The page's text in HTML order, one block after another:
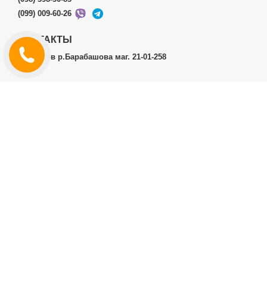
(099) 009-60-26
КОНТАКТЫ
г.Харьков р.Барабашова маг. 21-01-258